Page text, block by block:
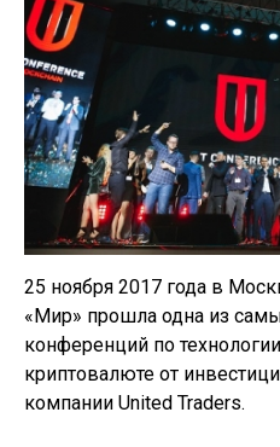
25 ноября 2017 года в
«Мир» прошла одна из
конференций по
криптовалюте от
компании United Traders.